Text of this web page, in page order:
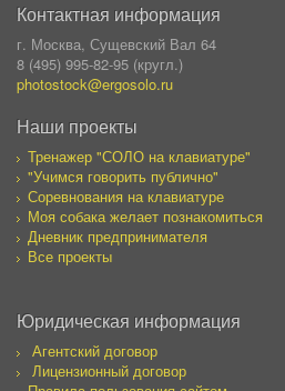
Контактная информация
г. Москва, Сущевский Вал 64
8 (495) 995-82-95 (кругл.)
photostock@ergosolo.ru
Наши проекты
Тренажер "СОЛО на клавиатуре"
"Учимся говорить публично"
Соревнования на клавиатуре
Моя собака желает познакомиться
Дневник предпринимателя
Все проекты
Юридическая информация
Агентский договор
Лицензионный договор